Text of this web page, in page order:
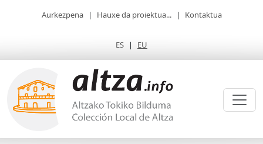
Aurkezpena | Hauxe da proiektua... | Kontaktua
ES | EU